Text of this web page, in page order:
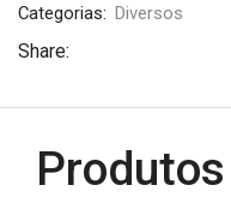
Categorias: Diversos
Share: